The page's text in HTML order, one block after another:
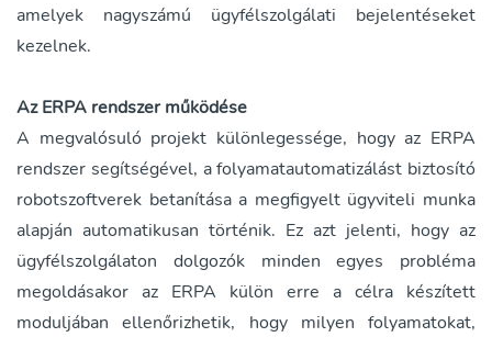
amelyek nagyszámú ügyfélszolgálati bejelentéseket
kezelnek.
Az ERPA rendszer működése
A megvalósuló projekt különlegessége, hogy az ERPA
rendszer segítségével, a folyamatautomatizálást biztosító
robotszoftverek betanítása a megfigyelt ügyviteli munka
alapján automatikusan történik. Ez azt jelenti, hogy az
ügyfélszolgálaton dolgozók minden egyes probléma
megoldásakor az ERPA külön erre a célra készített
moduljában ellenőrizhetik, hogy milyen folyamatokat,